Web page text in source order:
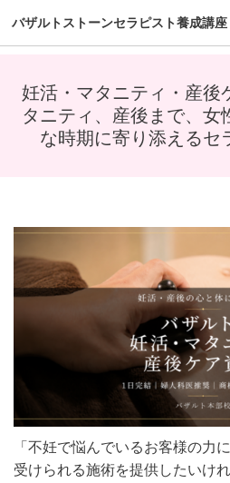
バザルトストーンセラピスト養成講
妊活・マタニティ・産
タニティ、産後まで、女
な時期に寄り添えるセ
「不妊で悩んでいるお客様の力
受けられる施術を提供したいけ